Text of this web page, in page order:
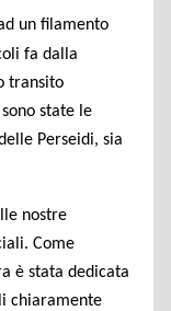
un filamento
fa dalla
transito
state le
Perseidi, sia
nostre
Come
è stata dedicata
chiaramente